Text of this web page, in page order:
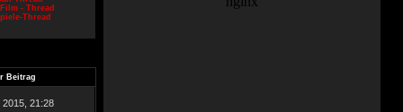
- Thread
Thread
Beitrag
2015, 21:28